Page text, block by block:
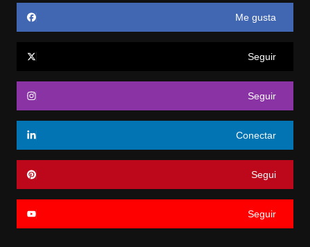
Me gusta
Seguir
Seguir
Conectar
Segui
Seguir